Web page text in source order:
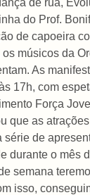
do Prof.
de capoeira
músicos da
As
17h, com
Força
que as
série de
durante o mês
semana
isso,